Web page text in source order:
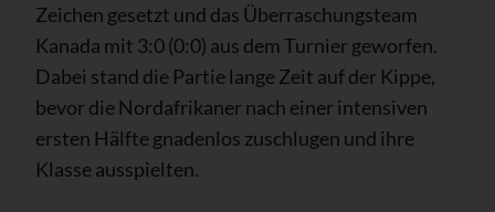
Zeichen gesetzt und das Überraschungsteam
Kanada mit 3:0 (0:0) aus dem Turnier geworfen.
Dabei stand die Partie lange Zeit auf der Kippe,
bevor die Nordafrikaner nach einer intensiven
ersten Hälfte gnadenlos zuschlugen und ihre
Klasse ausspielten.